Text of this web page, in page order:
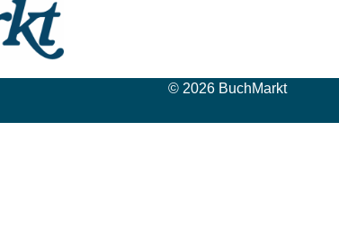
© 2026 BuchMarkt